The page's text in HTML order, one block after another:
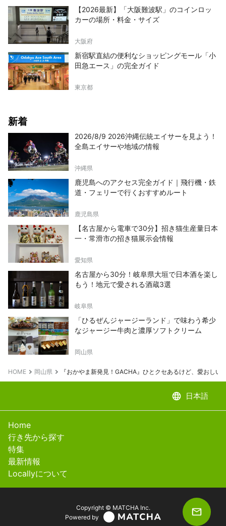
【2026最新】「大阪難波駅」のコインロッ
カーの場所・料金・サイズ
大阪府
新宿駅直結の便利なショッピングモール「小
田急エース」の完全ガイド
東京都
新着
2026/8/9 2026沖縄伝統エイサーを見よう！
全島エイサーや地域の情報
沖縄県
鹿児島へのアクセス完全ガイド｜飛行機・鉄
道・フェリーで行くおすすめルート
鹿児島県
【名古屋から電車で30分】招き猫生産量日本
一・常滑市の招き猫展示会情報
愛知県
名古屋から30分！岐阜県大垣で日本酒を楽し
もう！地元で愛される酒蔵3選
岐阜県
「ひるぜんジャージーランド」で味わう希少
なジャージー牛肉と濃厚ソフトクリーム
岡山県
HOME 岡山県 『おかやま新発見！GACHA』ひとクセあるけど、愛おしい
language 日本語
Home
行き先から探す
特集
最新情報
Locallyについて
Copyright © MATCHA Inc.
Powered by